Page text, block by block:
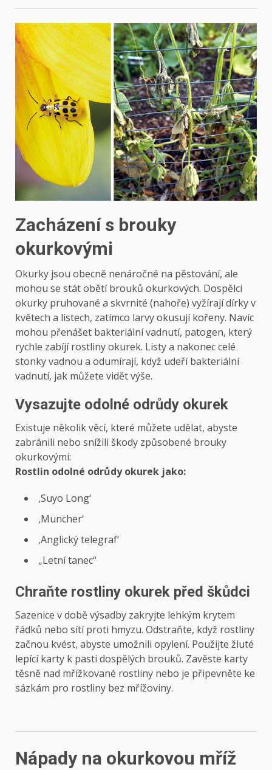
Zacházení s brouky
okurkovými
Okurky jsou obecně nenáročné na pěstování, ale
mohou se stát obětí brouků okurkových. Dospělci
okurky pruhované a skvrnité (nahoře) vyžírají dírky v
květech a listech, zatímco larvy okusují kořeny. Navíc
mohou přenášet bakteriální vadnutí, patogen, který
rychle zabíjí rostliny okurek. Listy a nakonec celé
stonky vadnou a odumírají, když udeří bakteriální
vadnutí, jak můžete vidět výše.
Vysazujte odolné odrůdy okurek
Existuje několik věcí, které můžete udělat, abyste
zabránili nebo snížili škody způsobené brouky
okurkovými:
Rostlin odolné odrůdy okurek jako:
‚Suyo Long‘
‚Muncher‘
‚Anglický telegraf‘
„Letní tanec“
Chraňte rostliny okurek před škůdci
Sazenice v době výsadby zakryjte lehkým krytem
řádků nebo sítí proti hmyzu. Odstraňte, když rostliny
začnou kvést, abyste umožnili opylení. Použijte žluté
lepící karty k pasti dospělých brouků. Zavěste karty
těsně nad mřížkované rostliny nebo je připevněte ke
sázkám pro rostliny bez mřížoviny.
Nápady na okurkovou mříž